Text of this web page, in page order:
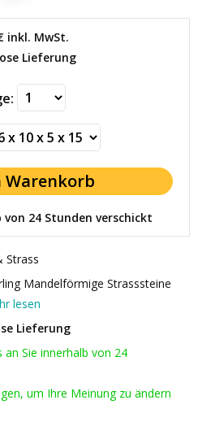
inkl. MwSt.
Lieferung
von 24 Stunden verschickt
Strass
Mandelförmige Strasssteine
lesen
Lieferung
Sie innerhalb von 24
um Ihre Meinung zu ändern